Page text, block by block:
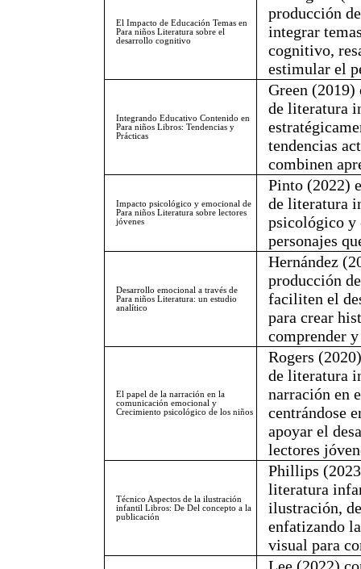
El Impacto de Educación Temas en
Para niños Literatura sobre el
desarrollo cognitivo
producción
integrar
cognitivo,
estimular el
Integrando Educativo Contenido en
Para niños Libros: Tendencias y
Prácticas
Green (2019)
de literatura
tendencias
combinen
Impacto psicológico y emocional de
Para niños Literatura sobre lectores
jóvenes
Pinto (2022)
de literatura
psicológico y
personajes
Desarrollo emocional a través de
Para niños Literatura: un estudio
analítico
Hernández
producción
faciliten el
para crear
comprender
El papel de la narración en la
comunicación emocional y
Crecimiento psicológico de los niños
Rogers
de literatura
narración en
centrándose
apoyar el
lectores
Técnico Aspectos de la ilustración
infantil Libros: De Del concepto a la
publicación
Phillips
literatura
ilustración,
enfatizando
visual para